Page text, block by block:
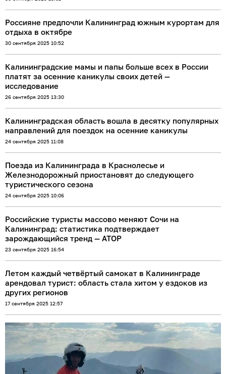
Россияне предпочли Калининград южным курортам для
отдыха в октябре
30 сентября 2025 10:52
Калининградские мамы и папы больше всех в России
платят за осенние каникулы своих детей —
исследование
26 сентября 2025 13:30
Калининградская область вошла в десятку популярных
направлений для поездок на осенние каникулы
24 сентября 2025 11:08
Поезда из Калининграда в Краснолесье и
Железнодорожный приостановят до следующего
туристического сезона
24 сентября 2025 10:06
Российские туристы массово меняют Сочи на
Калининград: статистика подтверждает
зарождающийся тренд — АТОР
23 сентября 2025 16:54
Летом каждый четвёртый самокат в Калининграде
арендовал турист: область стала хитом у ездоков из
других регионов
17 сентября 2025 12:57